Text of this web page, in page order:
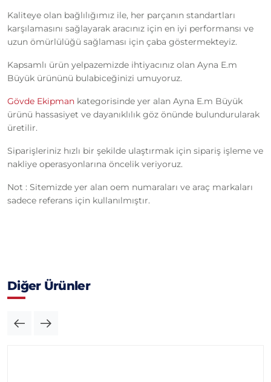
Kaliteye olan bağlılığımız ile, her parçanın standartları
karşılamasını sağlayarak aracınız için en iyi performansı ve
uzun ömürlülüğü sağlaması için çaba göstermekteyiz.
Kapsamlı ürün yelpazemizde ihtiyacınız olan Ayna E.m
Büyük ürününü bulabiceğinizi umuyoruz.
Gövde Ekipman kategorisinde yer alan Ayna E.m Büyük
ürünü hassasiyet ve dayanıklılık göz önünde bulundurularak
üretilir.
Siparişleriniz hızlı bir şekilde ulaştırmak için sipariş işleme ve
nakliye operasyonlarına öncelik veriyoruz.
Not : Sitemizde yer alan oem numaraları ve araç markaları
sadece referans için kullanılmıştır.
Diğer Ürünler